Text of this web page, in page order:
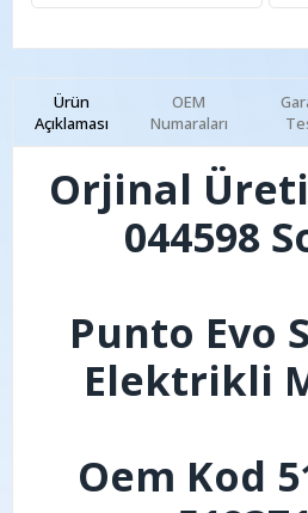
Ürün
Açıklaması
OEM
Numaraları
Orjinal
044598
Punto Evo
Elektrikli
Oem Kod